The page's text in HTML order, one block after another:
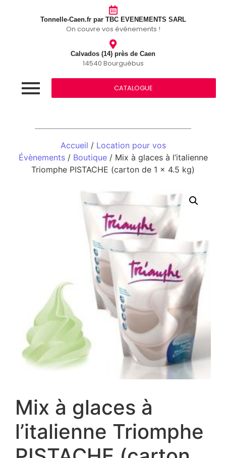
Tonnelle-Caen.fr par TBC EVENEMENTS SARL
On couvre vos événements !
Calvados (14) près de Caen
14540 Bourguébus
CATALOGUE
Accueil / Location pour vos
Évènements/ Boutique/ Mix à glaces à l’italienne
Triomphe PISTACHE (carton de 1 x 4.5 kg)
Mix à glaces à
l’italienne Triomphe